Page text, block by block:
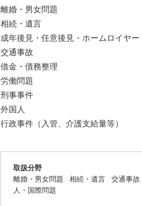
離婚・男女問題
相続・遺言
成年後見・任意後見・ホームロイヤー
交通事故
借金・債務整理
労働問題
刑事事件
外国人
行政事件（入管、介護支給量等）
取扱分野
離婚・男女問題
相続・遺言 交通事故
人・国際問題